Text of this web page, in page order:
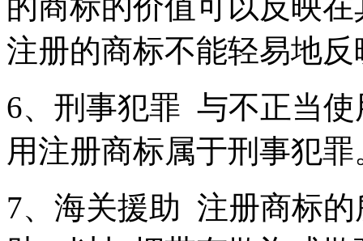
的商标的价值可以反映
注册的商标不能轻易地
6、刑事犯罪 与不正当
用注册商标属于刑事犯
7、海关援助 注册商标